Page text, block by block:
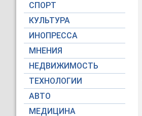
СПОРТ
КУЛЬТУРА
ИНОПРЕССА
МНЕНИЯ
НЕДВИЖИМОСТЬ
ТЕХНОЛОГИИ
АВТО
МЕДИЦИНА